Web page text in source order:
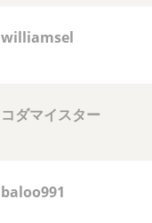
williamsel
コダマイスター
baloo991